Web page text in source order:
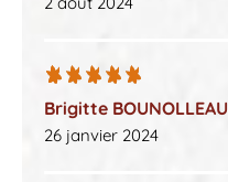
Brigitte BOUNOLLEAU
26 janvier 2024